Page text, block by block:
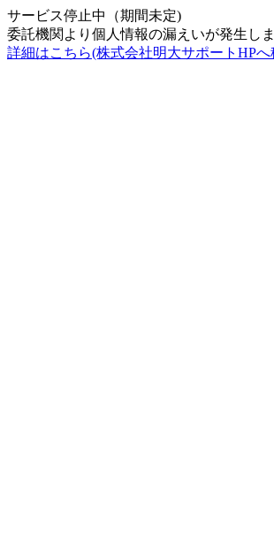
サービス停止中（期間未定)
委託機関より個人情報の漏えいが発生しま
詳細はこちら(株式会社明大サポートHPへ